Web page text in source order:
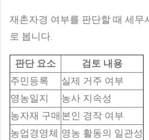
재촌자경 여부를 판단할 때 세무
로 봅니다.
판단 요소
검토 내용
주민등록
실제 거주 여부
영농일지
농사 지속성
농자재 구매 본인 경작 여부
농업경영체 영농 활동의 일관성